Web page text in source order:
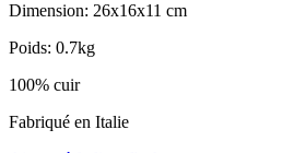
Dimension: 26x16x11 cm
Poids: 0.7kg
100% cuir
Fabriqué en Italie